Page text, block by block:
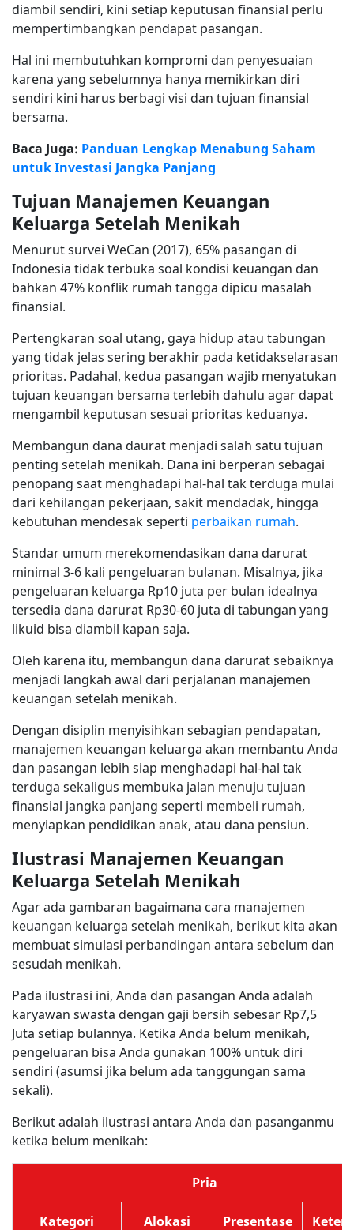
diambil sendiri, kini setiap keputusan finansial perlu
mempertimbangkan pendapat pasangan.
Hal ini membutuhkan kompromi dan penyesuaian
karena yang sebelumnya hanya memikirkan diri
sendiri kini harus berbagi visi dan tujuan finansial
bersama.
Baca Juga: Panduan Lengkap Menabung Saham
untuk Investasi Jangka Panjang
Tujuan Manajemen Keuangan
Keluarga Setelah Menikah
Menurut survei WeCan (2017), 65% pasangan di
Indonesia tidak terbuka soal kondisi keuangan dan
bahkan 47% konflik rumah tangga dipicu masalah
finansial.
Pertengkaran soal utang, gaya hidup atau tabungan
yang tidak jelas sering berakhir pada ketidakselarasan
prioritas. Padahal, kedua pasangan wajib menyatukan
tujuan keuangan bersama terlebih dahulu agar dapat
mengambil keputusan sesuai prioritas keduanya.
Membangun dana daurat menjadi salah satu tujuan
penting setelah menikah. Dana ini berperan sebagai
penopang saat menghadapi hal-hal tak terduga mulai
dari kehilangan pekerjaan, sakit mendadak, hingga
kebutuhan mendesak seperti perbaikan rumah.
Standar umum merekomendasikan dana darurat
minimal 3-6 kali pengeluaran bulanan. Misalnya, jika
pengeluaran keluarga Rp10 juta per bulan idealnya
tersedia dana darurat Rp30-60 juta di tabungan yang
likuid bisa diambil kapan saja.
Oleh karena itu, membangun dana darurat sebaiknya
menjadi langkah awal dari perjalanan manajemen
keuangan setelah menikah.
Dengan disiplin menyisihkan sebagian pendapatan,
manajemen keuangan keluarga akan membantu Anda
dan pasangan lebih siap menghadapi hal-hal tak
terduga sekaligus membuka jalan menuju tujuan
finansial jangka panjang seperti membeli rumah,
menyiapkan pendidikan anak, atau dana pensiun.
Ilustrasi Manajemen Keuangan
Keluarga Setelah Menikah
Agar ada gambaran bagaimana cara manajemen
keuangan keluarga setelah menikah, berikut kita akan
membuat simulasi perbandingan antara sebelum dan
sesudah menikah.
Pada ilustrasi ini, Anda dan pasangan Anda adalah
karyawan swasta dengan gaji bersih sebesar Rp7,5
Juta setiap bulannya. Ketika Anda belum menikah,
pengeluaran bisa Anda gunakan 100% untuk diri
sendiri (asumsi jika belum ada tanggungan sama
sekali).
Berikut adalah ilustrasi antara Anda dan pasanganmu
ketika belum menikah:
Pria
Kategori Alokasi Presentase